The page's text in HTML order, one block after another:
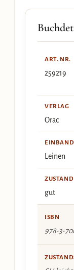
ART. NR.
259219
VERLAG
Orac
EINBAND
Leinen
ZUSTAND
gut
ISBN
978-3-